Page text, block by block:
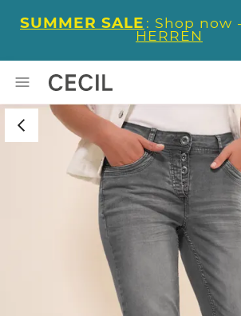
SUMMER SALE : Shop now -
HERREN